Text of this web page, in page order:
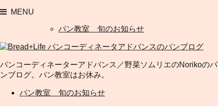
MENU
パン教室 旬のお知らせ
パンコーディネーターアドバンス／野菜ソムリエのNorikoのパ
ンブログ。パン教室はお休み。
パン教室 旬のお知らせ